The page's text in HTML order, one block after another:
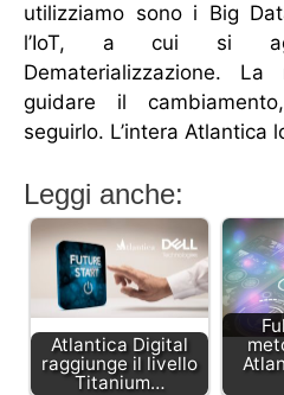
utilizziamo sono i Big
l’IoT, a cui si
Dematerializzazione.
guidare il
seguirlo. L’intera Atlantica
Leggi anche:
Atlantica Digital
raggiunge il livello
Titanium…